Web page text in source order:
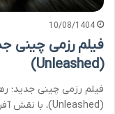
10/08/1404
(Unleashed)